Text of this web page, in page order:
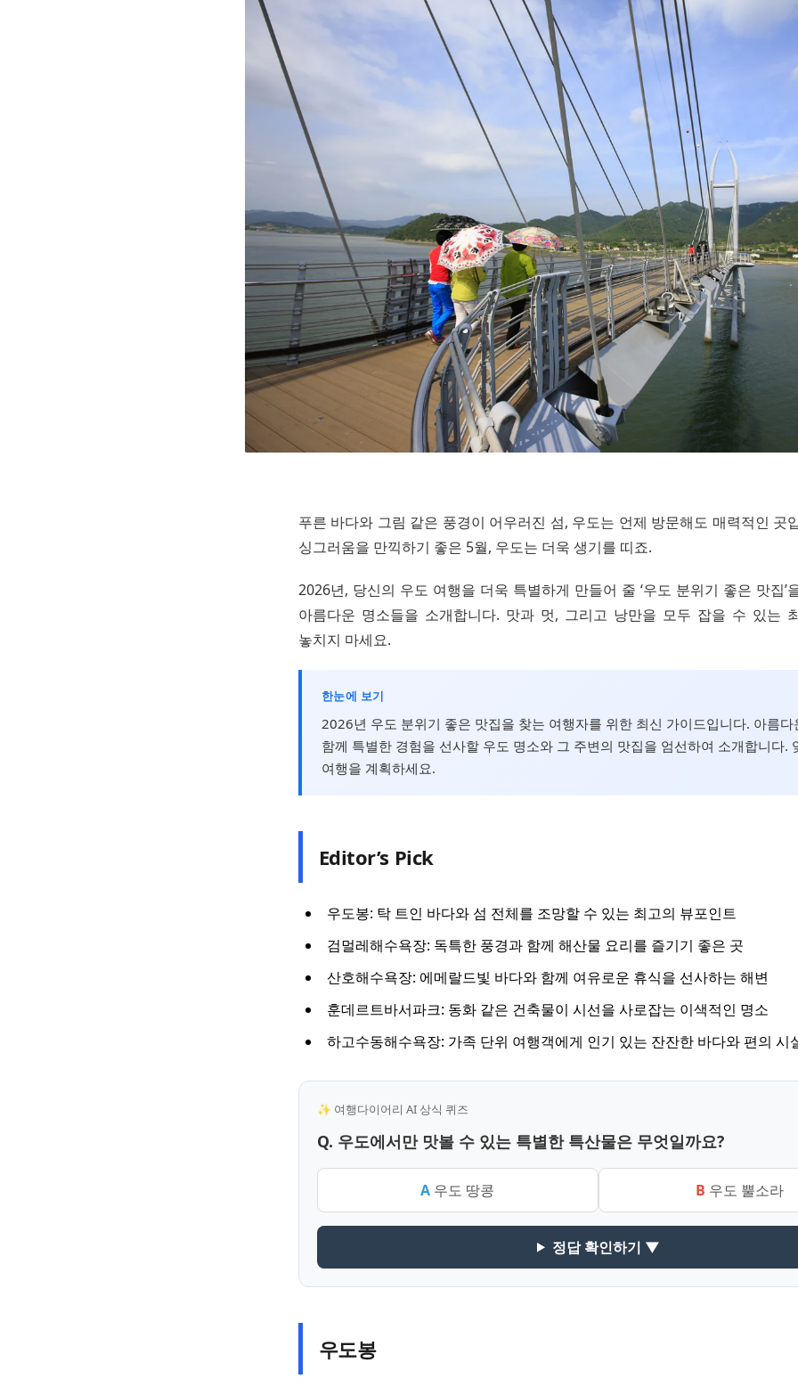
푸른 바다와 그림 같은 풍경이 어우러진 섬, 우도는 언제 방문해도 매력적인 곳
싱그러움을 만끽하기 좋은 5월, 우도는 더욱 생기를 띠죠.
2026년, 당신의 우도 여행을 더욱 특별하게 만들어 줄 ‘우도 분위기 좋은 맛집’
아름다운 명소들을 소개합니다. 맛과 멋, 그리고 낭만을 모두 잡을 수 있는
놓치지 마세요.
한눈에 보기
2026년 우도 분위기 좋은 맛집을 찾는 여행자를 위한 최신 가이드입니다. 아름다
함께 특별한 경험을 선사할 우도 명소와 그 주변의 맛집을 엄선하여 소개합니다.
여행을 계획하세요.
Editor’s Pick
우도봉: 탁 트인 바다와 섬 전체를 조망할 수 있는 최고의 뷰포인트
검멀레해수욕장: 독특한 풍경과 함께 해산물 요리를 즐기기 좋은 곳
산호해수욕장: 에메랄드빛 바다와 함께 여유로운 휴식을 선사하는 해변
훈데르트바서파크: 동화 같은 건축물이 시선을 사로잡는 이색적인 명소
하고수동해수욕장: 가족 단위 여행객에게 인기 있는 잔잔한 바다와 편의 시
✨ 여행다이어리 AI 상식 퀴즈
Q. 우도에서만 맛볼 수 있는 특별한 특산물은 무엇일까요?
A 우도 땅콩 B 우도 뿔소라
정답 확인하기 ▼
우도봉